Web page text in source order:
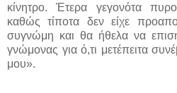
κίνητρο. Έτερα γεγονότα
καθώς τίποτα δεν είχε
συγνώμη και θα ήθελα να
γνώμονας για ό,τι μετέπειτα
μου».